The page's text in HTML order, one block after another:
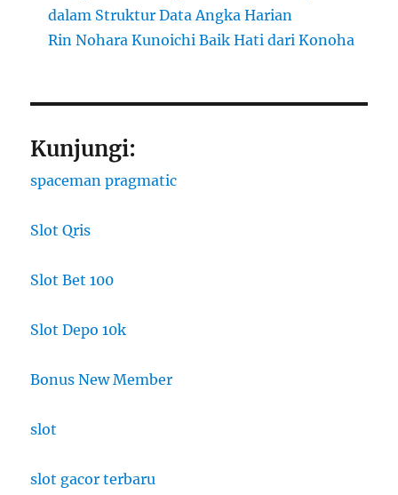
dalam Struktur Data Angka Harian
Rin Nohara Kunoichi Baik Hati dari Konoha
Kunjungi:
spaceman pragmatic
Slot Qris
Slot Bet 100
Slot Depo 10k
Bonus New Member
slot
slot gacor terbaru